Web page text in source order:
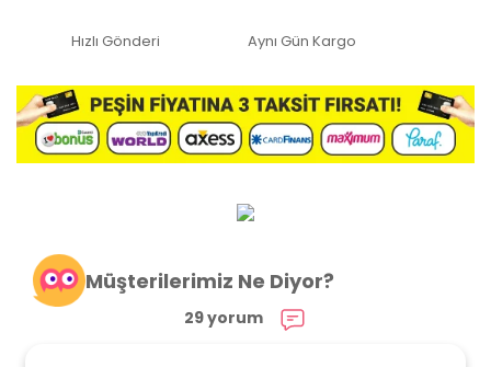
Hızlı Gönderi Aynı Gün Kargo
Müşterilerimiz Ne Diyor?
29 yorum